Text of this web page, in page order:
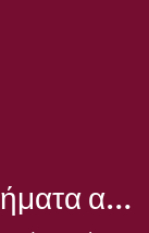
Χονδρική πώληση κοσμήματα από τιτάνιο και χάλυβα